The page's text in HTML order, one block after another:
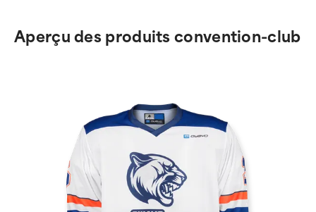
Aperçu des produits convention-club